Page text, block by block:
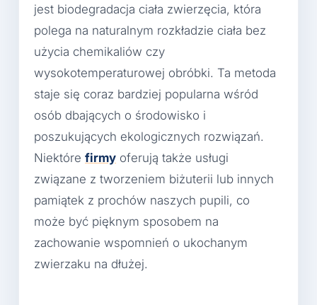
jest biodegradacja ciała zwierzęcia, która
polega na naturalnym rozkładzie ciała bez
użycia chemikaliów czy
wysokotemperaturowej obróbki. Ta metoda
staje się coraz bardziej popularna wśród
osób dbających o środowisko i
poszukujących ekologicznych rozwiązań.
Niektóre firmy oferują także usługi
związane z tworzeniem biżuterii lub innych
pamiątek z prochów naszych pupili, co
może być pięknym sposobem na
zachowanie wspomnień o ukochanym
zwierzaku na dłużej.